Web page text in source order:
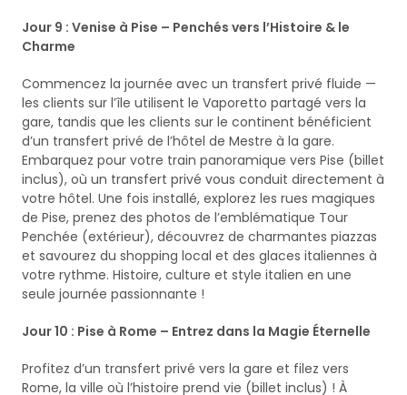
Jour 9 : Venise à Pise – Penchés vers l’Histoire & le
Charme
Commencez la journée avec un transfert privé fluide —
les clients sur l’île utilisent le Vaporetto partagé vers la
gare, tandis que les clients sur le continent bénéficient
d’un transfert privé de l’hôtel de Mestre à la gare.
Embarquez pour votre train panoramique vers Pise (billet
inclus), où un transfert privé vous conduit directement à
votre hôtel. Une fois installé, explorez les rues magiques
de Pise, prenez des photos de l’emblématique Tour
Penchée (extérieur), découvrez de charmantes piazzas
et savourez du shopping local et des glaces italiennes à
votre rythme. Histoire, culture et style italien en une
seule journée passionnante !
Jour 10 : Pise à Rome – Entrez dans la Magie Éternelle
Profitez d’un transfert privé vers la gare et filez vers
Rome, la ville où l’histoire prend vie (billet inclus) ! À